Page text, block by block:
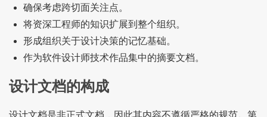
确保考虑跨切面关注点。
将资深工程师的知识扩展到整个组织。
形成组织关于设计决策的记忆基础。
作为软件设计师技术作品集中的摘要文档。
设计文档的构成
设计文档是非正式文档，因此其内容不遵循严格的规范。第